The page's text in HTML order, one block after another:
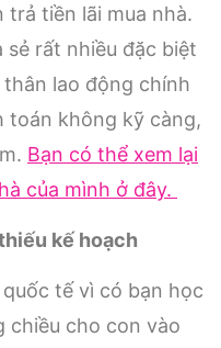
trả tiền lãi mua nhà.
sẻ rất nhiều đặc biệt
lao động chính
toán không kỹ càng,
Bạn có thể xem lại
của mình ở đây.
kế hoạch
tế vì có bạn học
chiều cho con vào